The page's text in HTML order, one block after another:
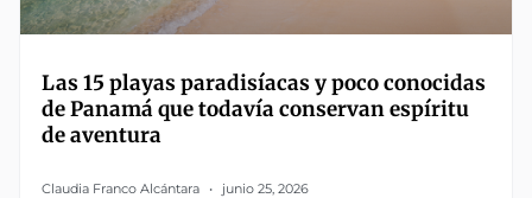
Las 15 playas paradisíacas y poco conocidas
de Panamá que todavía conservan espíritu
de aventura
Claudia Franco Alcántara junio 25, 2026